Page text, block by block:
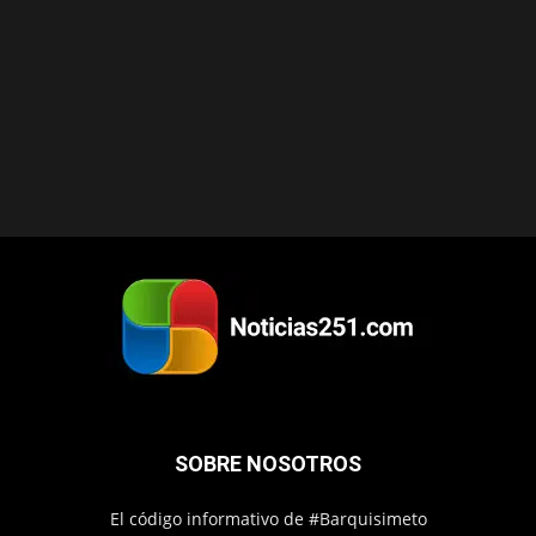
SOBRE NOSOTROS
El código informativo de #Barquisimeto